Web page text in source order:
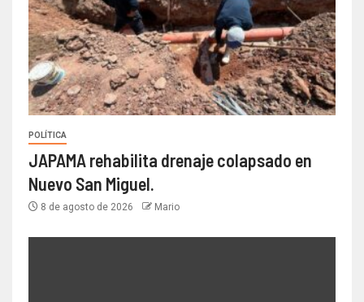
POLÍTICA
JAPAMA rehabilita drenaje colapsado en
Nuevo San Miguel.
8 de agosto de 2026 Mario